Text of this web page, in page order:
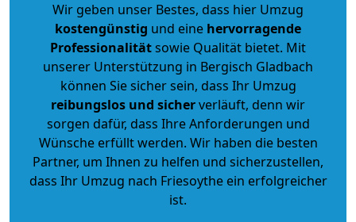
Wir geben unser Bestes, dass hier Umzug
kostengünstig und eine hervorragende
Professionalitätsowie Qualität bietet. Mit
unserer Unterstützung in Bergisch Gladbach
können Sie sicher sein, dass Ihr Umzug
reibungslos und sicherverläuft, denn wir
sorgen dafür, dass Ihre Anforderungen und
Wünsche erfüllt werden. Wir haben die besten
Partner, um Ihnen zu helfen und sicherzustellen,
dass Ihr Umzug nach Friesoythe ein erfolgreicher
ist.